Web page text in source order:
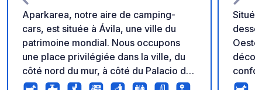
Aparkarea, notre aire de camping-
cars, est située à Ávila, une ville du
patrimoine mondial. Nous occupons
une place privilégiée dans la ville, du
côté nord du mur, à côté du Palacio de
Congresos. Depuis le parking, vous
Situé
tout